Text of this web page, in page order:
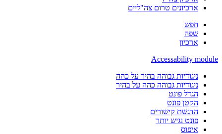
ארכיונים טרום צה"ליים
חפש
שפה
ארכיון
Accessability module
ניגודיות גבוהה בהיר על כהה
ניגודיות גבוהה כהה על בהיר
הגדל פונט
הקטן פונט
הדגשת קישורים
פונט נגיש יותר
איפוס